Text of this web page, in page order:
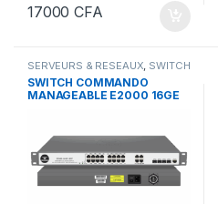
17000CFA
SERVEURS & RESEAUX, SWITCH
COMMANDO
SWITCH COMMANDO
MANAGEABLE E2000 16GE